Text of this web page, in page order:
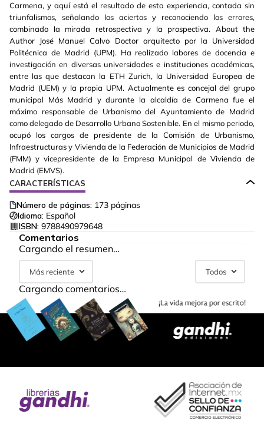
Carmena, y aquí está el resultado de esta experiencia, contada sin
triunfalismos, señalando los aciertos y reconociendo los errores,
combinado la mirada retrospectiva y la prospectiva. About the
Author José Manuel Calvo Doctor arquitecto por la Universidad
Politécnica de Madrid (UPM). Ha realizado labores de docencia e
investigación en diversas universidades e instituciones académicas,
entre las que destacan la ETH Zurich, la Universidad Europea de
Madrid (UEM) y la propia UPM. Actualmente es concejal del grupo
municipal Más Madrid y durante la alcaldía de Carmena fue el
máximo responsable de Urbanismo del Ayuntamiento de Madrid
como delegado de Desarrollo Urbano Sostenible. En el mismo periodo,
ocupó los cargos de presidente de la Comisión de Urbanismo,
Infraestructuras y Vivienda de la Federación de Municipios de Madrid
(FMM) y vicepresidente de la Empresa Municipal de Vivienda de
Madrid (EMVS).
CARACTERÍSTICAS
Número de páginas: 173 páginas
Idioma: Español
ISBN: 9788490979648
Comentarios
Cargando el resumen…
Más reciente Todos
Cargando comentarios…